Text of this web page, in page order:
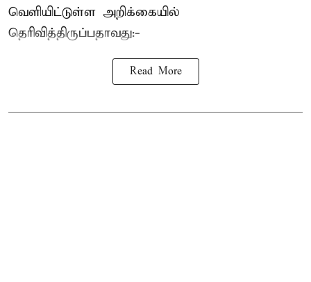
வெளியிட்டுள்ள அறிக்கையில்
தெரிவித்திருப்பதாவது:-
Read More